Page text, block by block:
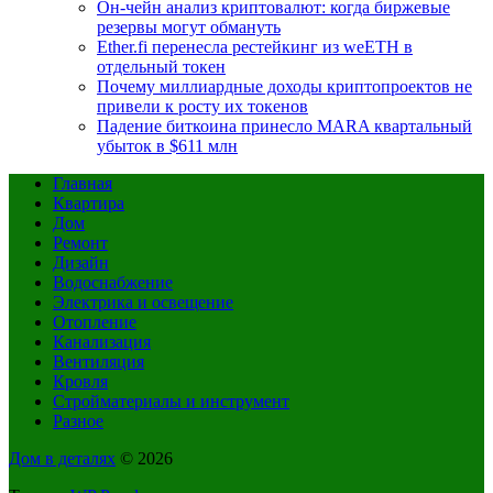
Он-чейн анализ криптовалют: когда биржевые
резервы могут обмануть
Ether.fi перенесла рестейкинг из weETH в
отдельный токен
Почему миллиардные доходы криптопроектов не
привели к росту их токенов
Падение биткоина принесло MARA квартальный
убыток в $611 млн
Главная
Квартира
Дом
Ремонт
Дизайн
Водоснабжение
Электрика и освещение
Отопление
Канализация
Вентиляция
Кровля
Стройматериалы и инструмент
Разное
Дом в деталях © 2026